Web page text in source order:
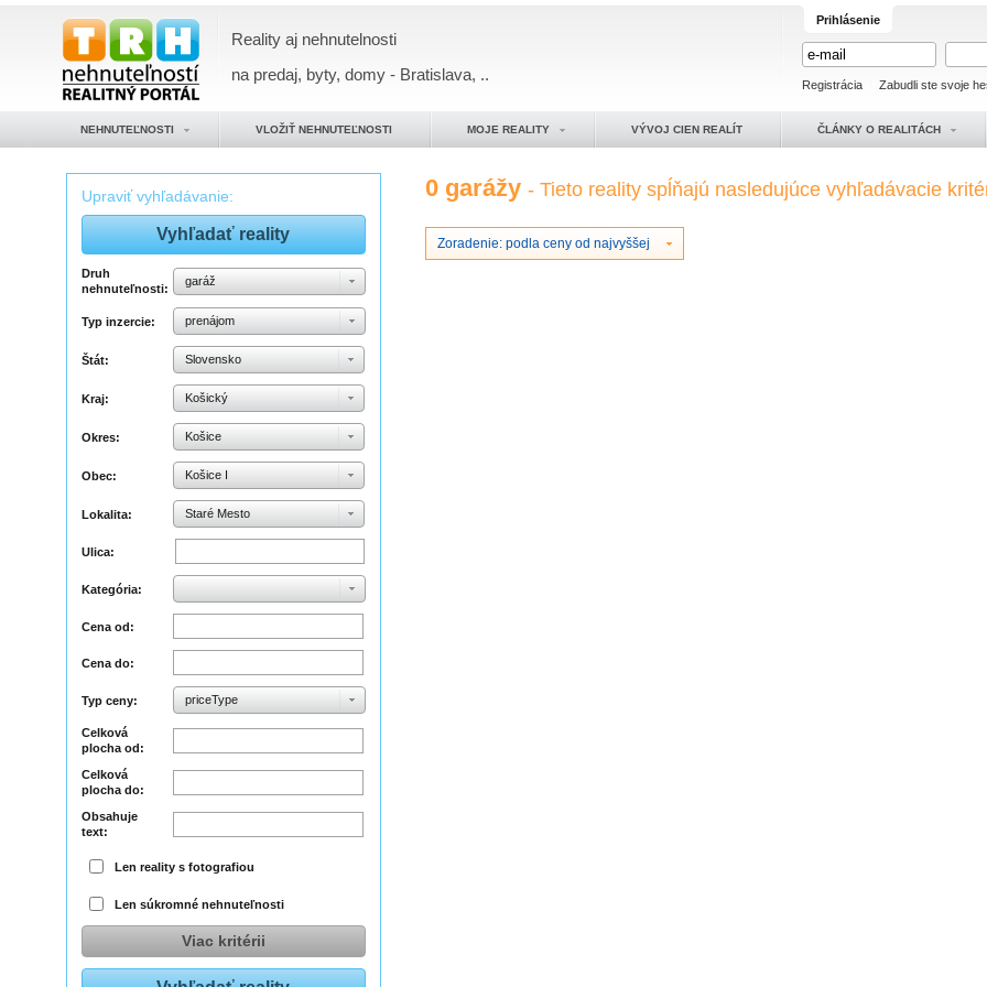
Reality aj nehnutelnosti
na predaj, byty, domy - Bratislava, ..
Prihlásenie
Registrácia Zabudli ste svoje
NEHNUTEĽNOSTI VLOŽIŤ NEHNUTEĽNOSTI MOJE REALITY VÝVOJ CIEN REALÍT ČLÁNKY O REALITÁCH
Upraviť vyhľadávanie:
Druh
nehnuteľnosti:
garáž
Typ inzercie: prenájom
Štát: Slovensko
Kraj: Košický
Okres: Košice
Obec: Košice I
Lokalita: Staré Mesto
Ulica:
Kategória:
Cena od:
Cena do:
Typ ceny: priceType
Celková
plocha od:
Celková
plocha do:
Obsahuje
text:
Len reality s fotografiou
Len súkromné nehnuteľnosti
Viac kritérii
0 garážy- Tieto reality spĺňajú nasledujúce vyhľadávacie
Zoradenie: podla ceny od najvyššej